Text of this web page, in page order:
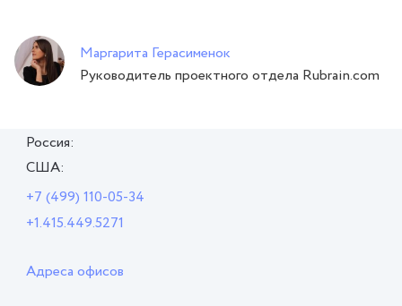
Маргарита Герасименок
Руководитель проектного отдела Rubrain.com
Россия:
США:
+7 (499) 110-05-34
+1.415.449.5271
Адреса офисов